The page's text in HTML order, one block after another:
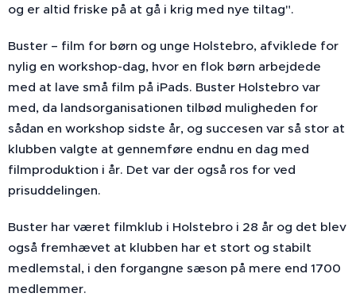
og er altid friske på at gå i krig med nye tiltag".
Buster – film for børn og unge Holstebro, afviklede for
nylig en workshop-dag, hvor en flok børn arbejdede
med at lave små film på iPads. Buster Holstebro var
med, da landsorganisationen tilbød muligheden for
sådan en workshop sidste år, og succesen var så stor at
klubben valgte at gennemføre endnu en dag med
filmproduktion i år. Det var der også ros for ved
prisuddelingen.
Buster har været filmklub i Holstebro i 28 år og det blev
også fremhævet at klubben har et stort og stabilt
medlemstal, i den forgangne sæson på mere end 1700
medlemmer.